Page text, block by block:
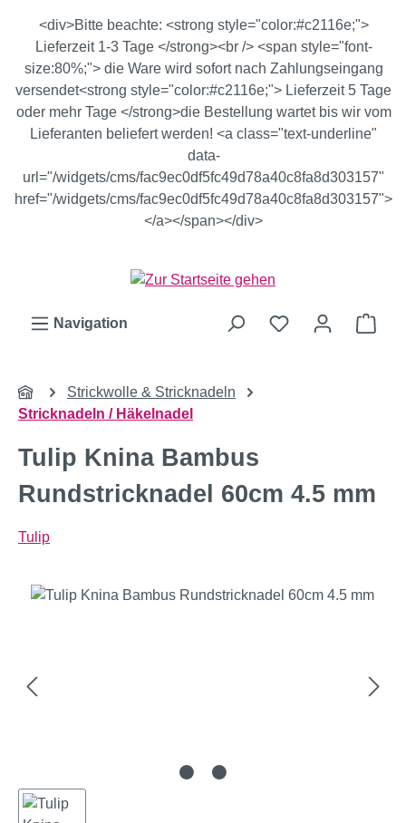
Zum Hauptinhalt springen
<div>Bitte beachte: <strong style="color:#c2116e;">
Lieferzeit 1-3 Tage </strong><br /> <span style="font-
size:80%;"> die Ware wird sofort nach Zahlungseingang
versendet<strong style="color:#c2116e;"> Lieferzeit 5 Tage
oder mehr Tage </strong>die Bestellung wartet bis wir vom
Lieferanten beliefert werden! <a class="text-underline"
data-
url="/widgets/cms/fac9ec0df5fc49d78a40c8fa8d303157"
href="/widgets/cms/fac9ec0df5fc49d78a40c8fa8d303157">
</a></span></div>
Navigation
Strickwolle & Stricknadeln
Stricknadeln / Häkelnadel
Tulip Knina Bambus
Rundstricknadel 60cm 4.5 mm
Tulip
Bildergalerie überspringen